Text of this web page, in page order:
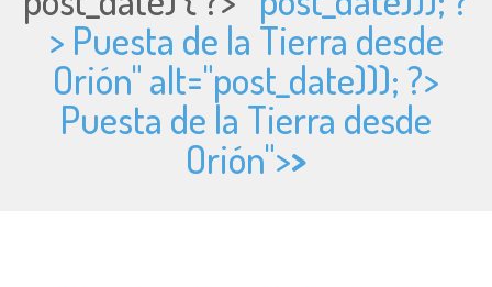
> Puesta de la Tierra desde
Orión" alt="post_date))); ?>
Puesta de la Tierra desde
Orión">>